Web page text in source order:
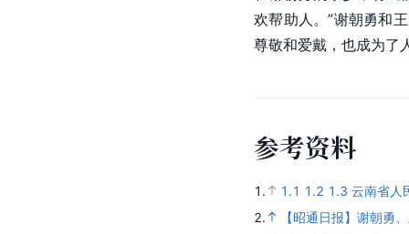
欢帮助人。”谢朝勇和
尊敬和爱戴，也成为了
参考资料
1. 1.1 1.2 1.3 云南省人
2.
【昭通日报】谢朝